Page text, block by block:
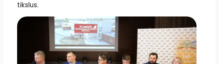
tikslus.